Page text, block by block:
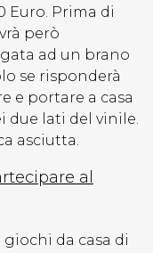
Euro. Prima di
però
ad un brano
se risponderà
e portare a casa
due lati del vinile.
asciutta.
al
da casa di